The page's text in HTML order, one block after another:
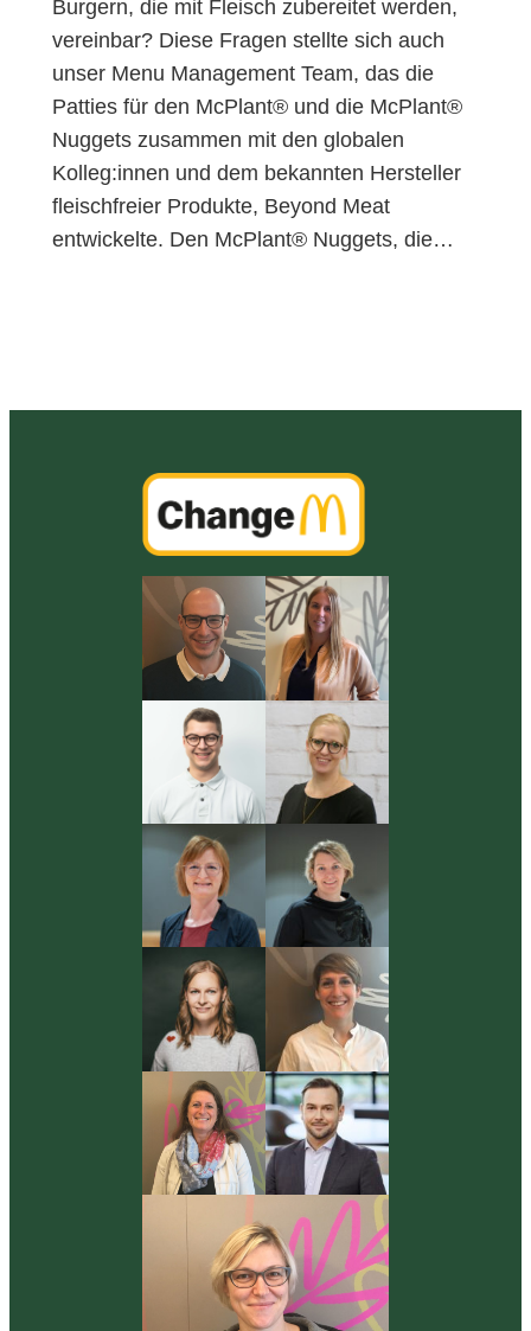
Burgern, die mit Fleisch zubereitet werden,
vereinbar? Diese Fragen stellte sich auch
unser Menu Management Team, das die
Patties für den McPlant® und die McPlant®
Nuggets zusammen mit den globalen
Kolleg:innen und dem bekannten Hersteller
fleischfreier Produkte, Beyond Meat
entwickelte. Den McPlant® Nuggets, die…